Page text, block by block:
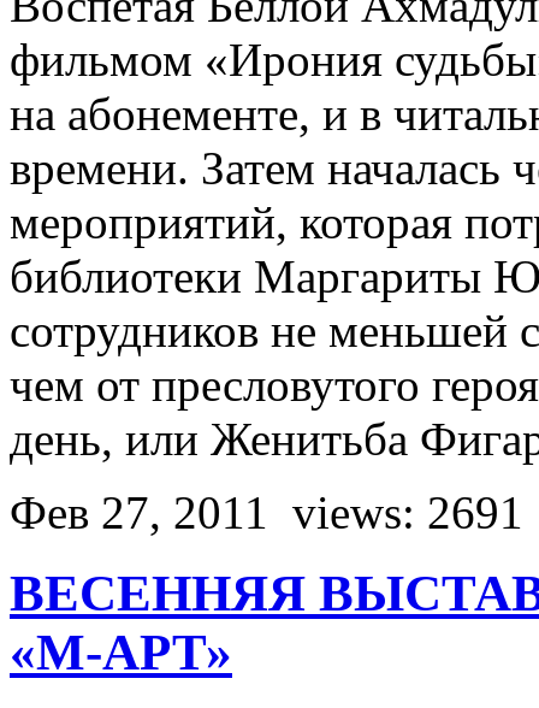
фильмом «Ирония
на абонементе, и в
времени. Затем началась
мероприятий, которая
библиотеки Маргариты
сотрудников не меньшей
чем от пресловутого
день, или Женитьба
Фев 27, 2011 views: 2691
ВЕСЕННЯЯ
«М-АРТ»